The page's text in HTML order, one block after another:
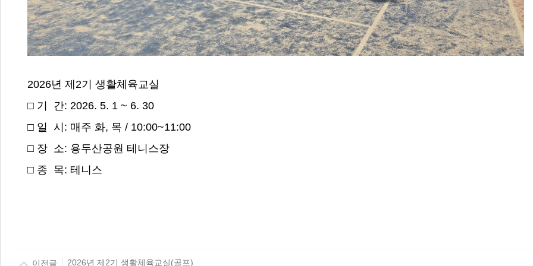
2026년 제2기 생활체육교실
□ 기 간: 2026. 5. 1 ~ 6. 30
□ 일 시: 매주 화, 목 / 10:00~11:00
□ 장 소: 용두산공원 테니스장
□ 종 목: 테니스
이전글 2026년 제2기 생활체육교실(골프)